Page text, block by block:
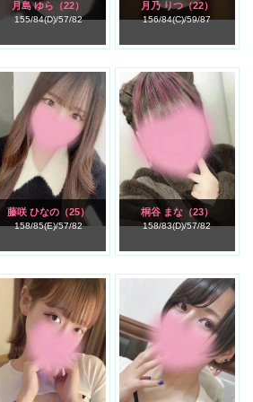
月島 ゆら （22）
155/84(D)/57/82
月乃 りつ（22）
156/84(C)/59/87
藤咲 ひなの（25）
158/85(E)/57/82
桐谷 まな（23）
158/83(D)/57/82